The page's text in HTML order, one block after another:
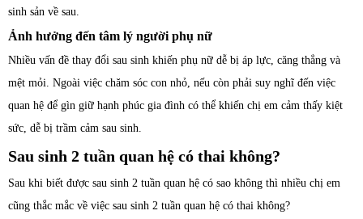
sinh sản về sau.
Ảnh hưởng đến tâm lý người phụ nữ
Nhiều vấn đề thay đổi sau sinh khiến phụ nữ dễ bị áp lực, căng thẳng và
mệt mỏi. Ngoài việc chăm sóc con nhỏ, nếu còn phải suy nghĩ đến việc
quan hệ để gìn giữ hạnh phúc gia đình có thể khiến chị em cảm thấy kiệt
sức, dễ bị trầm cảm sau sinh.
Sau sinh 2 tuần quan hệ có thai không?
Sau khi biết được sau sinh 2 tuần quan hệ có sao không thì nhiều chị em
cũng thắc mắc về việc sau sinh 2 tuần quan hệ có thai không?